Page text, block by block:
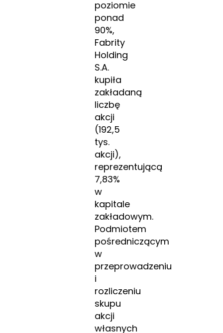
poziomie
ponad
90%,
Fabrity
Holding
S.A.
kupiła
zakładaną
liczbę
akcji
(192,5
tys.
akcji),
reprezentującą
7,83%
w
kapitale
zakładowym.
Podmiotem
pośredniczącym
w
przeprowadzeniu
i
rozliczeniu
skupu
akcji
własnych